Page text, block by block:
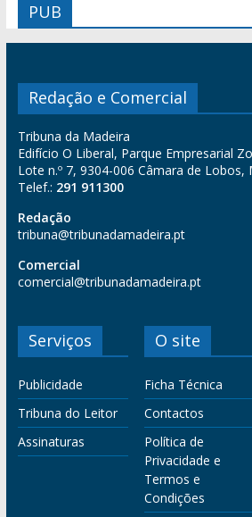
PUB
Redação e Comercial
Tribuna da Madeira
Edifício O Liberal, Parque Empresarial
Lote n.º 7, 9304-006 Câmara de Lobos,
Telef.: 291 911300
Redação
tribuna@tribunadamadeira.pt
Comercial
comercial@tribunadamadeira.pt
Serviços
Publicidade
Tribuna do Leitor
Assinaturas
O site
Ficha Técnica
Contactos
Política de
Privacidade e
Termos e
Condições